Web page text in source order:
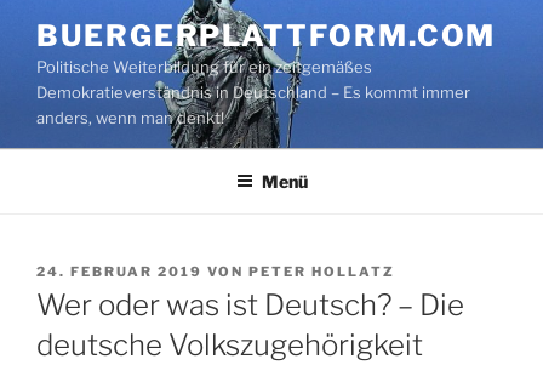
Inhalt
springen
BUERGERPLATTFORM.COM
Politische Weiterbildung für ein zeitgemäßes
Demokratieverständnis in Deutschland – Es kommt immer
anders, wenn man denkt!
Menü
VERÖFFENTLICHT
AM
24. FEBRUAR 2019 VON PETER HOLLATZ
Wer oder was ist Deutsch? – Die
deutsche Volkszugehörigkeit